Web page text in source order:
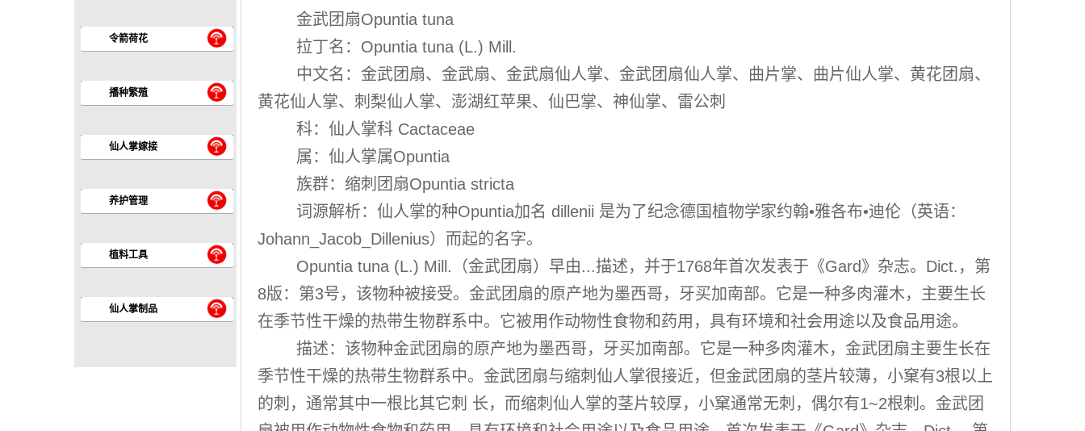
令箭荷花
播种繁殖
仙人掌嫁接
养护管理
植料工具
仙人掌制品
金武团扇Opuntia tuna
拉丁名：Opuntia tuna (L.) Mill.
中文名：金武团扇、金武扇、金武扇仙人掌、金武团扇仙人掌、曲片掌、曲片仙人掌、黄花团扇、
黄花仙人掌、刺梨仙人掌、澎湖红苹果、仙巴掌、神仙掌、雷公刺
科：仙人掌科 Cactaceae
属：仙人掌属Opuntia
族群：缩刺团扇Opuntia stricta
词源解析：仙人掌的种Opuntia加名 dillenii 是为了纪念德国植物学家约翰•雅各布•迪伦（英语：
Johann_Jacob_Dillenius）而起的名字。
Opuntia tuna (L.) Mill.（金武团扇）早由...描述，并于1768年首次发表于《Gard》杂志。Dict.，第
8版：第3号，该物种被接受。金武团扇的原产地为墨西哥，牙买加南部。它是一种多肉灌木，主要生长
在季节性干燥的热带生物群系中。它被用作动物性食物和药用，具有环境和社会用途以及食品用途。
描述：该物种金武团扇的原产地为墨西哥，牙买加南部。它是一种多肉灌木，金武团扇主要生长在
季节性干燥的热带生物群系中。金武团扇与缩刺仙人掌很接近，但金武团扇的茎片较薄，小窠有3根以上
的刺，通常其中一根比其它刺 长，而缩刺仙人掌的茎片较厚，小窠通常无刺，偶尔有1~2根刺。金武团